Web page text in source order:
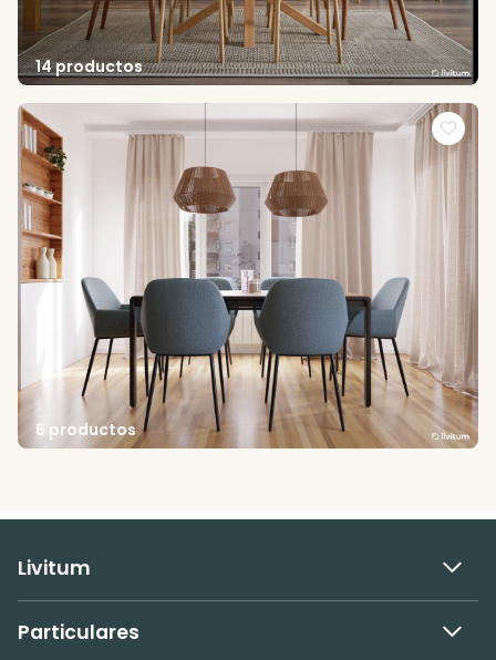
14 productos
6 productos
Livitum
Particulares